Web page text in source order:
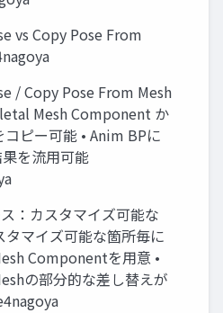
vs Copy Pose From
/ Copy Pose From Mesh
Mesh Component か
コピー可能 • Anim BPに
を流用可能
：カスタマイズ可能な
タマイズ可能な箇所毎に
Componentを用意 •
の部分的な差し替えが